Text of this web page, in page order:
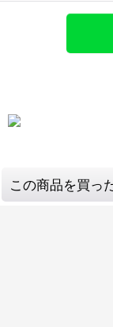
この商品を買っ